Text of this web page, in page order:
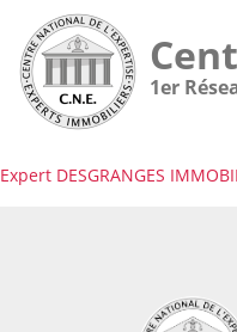
1er
Expert DESGRANGES